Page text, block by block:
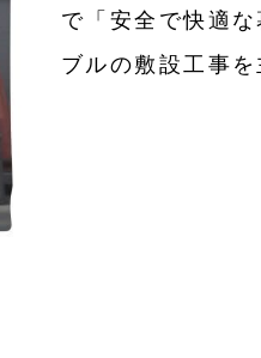
気
で「安全で快適
ブルの敷設工事